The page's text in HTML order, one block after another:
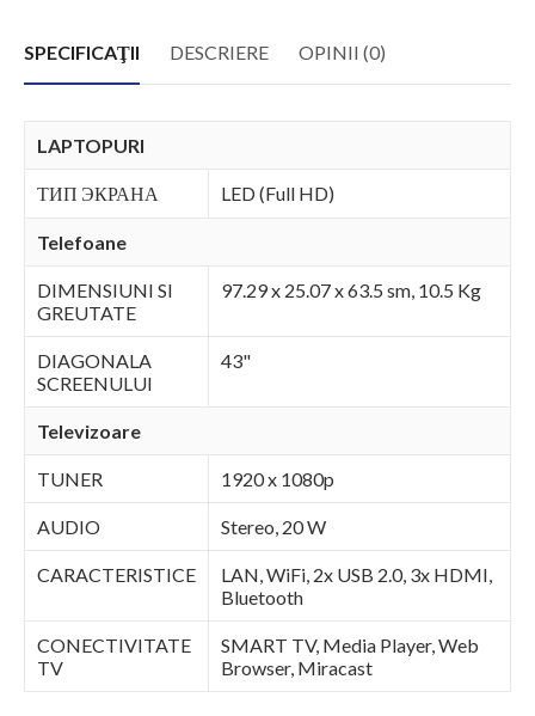
SPECIFICAŢII DESCRIERE OPINII (0)
LAPTOPURI
ТИП ЭКРАНА LED (Full HD)
Telefoane
DIMENSIUNI SI
GREUTATE
97.29 x 25.07 x 63.5 sm, 10.5 Kg
DIAGONALA
SCREENULUI
43"
Televizoare
TUNER 1920 x 1080p
AUDIO Stereo, 20 W
CARACTERISTICE
LAN, WiFi, 2x USB 2.0, 3x HDMI,
Bluetooth
CONECTIVITATE
TV
SMART TV, Media Player, Web
Browser, Miracast